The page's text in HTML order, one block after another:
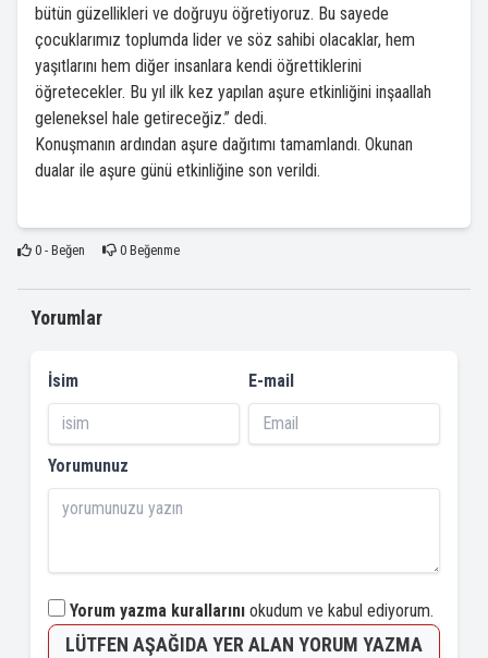
bütün güzellikleri ve doğruyu öğretiyoruz. Bu sayede
çocuklarımız toplumda lider ve söz sahibi olacaklar, hem
yaşıtlarını hem diğer insanlara kendi öğrettiklerini
öğretecekler. Bu yıl ilk kez yapılan aşure etkinliğini inşaallah
geleneksel hale getireceğiz.” dedi.
Konuşmanın ardından aşure dağıtımı tamamlandı. Okunan
dualar ile aşure günü etkinliğine son verildi.
0- Beğen 0Beğenme
Yorumlar
İsim E-mail
Yorumunuz
Yorum yazma kurallarını okudum ve kabul ediyorum.
LÜTFEN AŞAĞIDA YER ALAN YORUM YAZMA